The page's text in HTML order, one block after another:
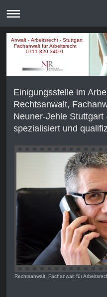
Anwalt - Arbeitsrecht - Stuttgart
Fachanwalt für Arbeitsrecht
0711-820 340-0
Einigungsstelle im
Rechtsanwalt,
Neuner-Jehle
spezialisiert und
Rechtsanwalt, Fachanwalt für